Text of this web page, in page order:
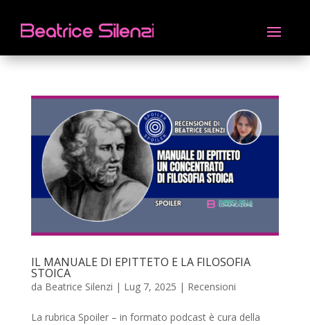
IL MANUALE DI EPITTETO E LA FILOSOFIA
STOICA
da Beatrice Silenzi | Lug 7, 2025 | Recensioni
La rubrica Spoiler – in formato podcast è cura della